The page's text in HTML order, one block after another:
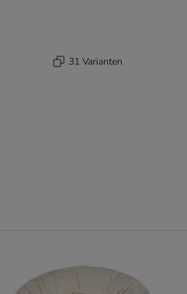
31 Varianten